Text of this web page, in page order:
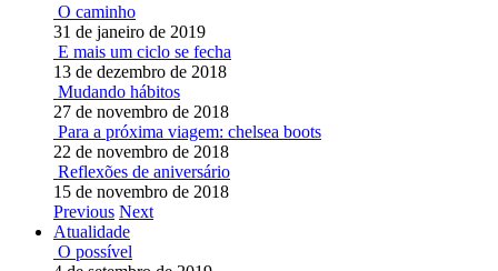
O caminho
31 de janeiro de 2019
E mais um ciclo se fecha
13 de dezembro de 2018
Mudando hábitos
27 de novembro de 2018
Para a próxima viagem: chelsea boots
22 de novembro de 2018
Reflexões de aniversário
15 de novembro de 2018
Previous Next
Atualidade
O possível